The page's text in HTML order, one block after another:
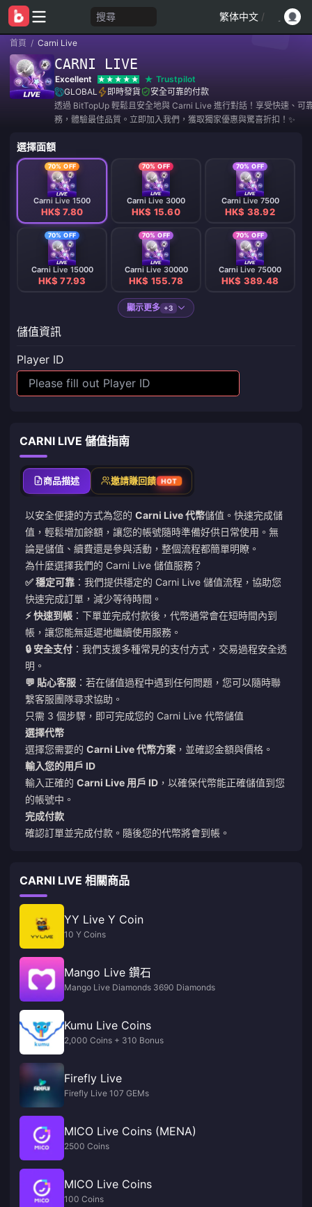
搜尋 繁体中文 /
首頁 / Carni Live
CARNI LIVE
Excellent
Trustpilot
GLOBAL
即時發貨
安全可靠的付款
透過 BitTopUp 輕鬆且安全地與 Carni Live 進行對話！享受快速、可
務，體驗最佳品質。立即加入我們，獲取獨家優惠與驚喜折扣！✨
選擇面額
70% OFF
Carni Live 1500
HK$ 7.80
70% OFF
Carni Live 3000
HK$ 15.60
70% OFF
Carni Live 7500
HK$ 38.92
70% OFF
Carni Live 15000
HK$ 77.93
70% OFF
Carni Live 30000
HK$ 155.78
70% OFF
Carni Live 75000
HK$ 389.48
顯示更多 +3
儲值資訊
Player ID
CARNI LIVE 儲值指南
商品描述 邀請賺回饋 HOT
以安全便捷的方式為您的 Carni Live 代幣儲值。快速完成儲
值，輕鬆增加餘額，讓您的帳號隨時準備好供日常使用。無
論是儲值、續費還是參與活動，整個流程都簡單明瞭。
為什麼選擇我們的 Carni Live 儲值服務？
✅ 穩定可靠 ：我們提供穩定的 Carni Live 儲值流程，協助您
快速完成訂單，減少等待時間。
⚡ 快速到帳 ：下單並完成付款後，代幣通常會在短時間內到
帳，讓您能無延遲地繼續使用服務。
🔒 安全支付 ：我們支援多種常見的支付方式，交易過程安全透
明。
💬 貼心客服 ：若在儲值過程中遇到任何問題，您可以隨時聯
繫客服團隊尋求協助。
只需 3 個步驟，即可完成您的 Carni Live 代幣儲值
選擇代幣
選擇您需要的 Carni Live 代幣方案 ，並確認金額與價格。
輸入您的用戶 ID
輸入正確的 Carni Live 用戶 ID ，以確保代幣能正確儲值到您
的帳號中。
完成付款
確認訂單並完成付款。隨後您的代幣將會到帳。
CARNI LIVE 相關商品
YY Live Y Coin
10 Y Coins
Mango Live 鑽石
Mango Live Diamonds 3690 Diamonds
Kumu Live Coins
2,000 Coins + 310 Bonus
Firefly Live
Firefly Live 107 GEMs
MICO Live Coins (MENA)
2500 Coins
MICO Live Coins
100 Coins